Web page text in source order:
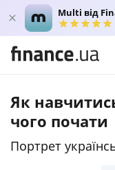
Multi від
Як
чого почати
Портрет